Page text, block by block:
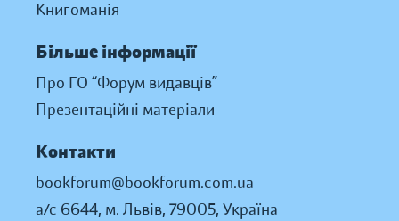
Книгоманія
Більше інформації
Про ГО “Форум видавців”
Презентаційні матеріали
Контакти
bookforum@bookforum.com.ua
а/с 6644, м. Львів, 79005, Україна